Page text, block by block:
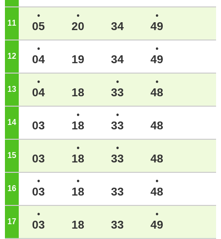
11
●
05
●
20 34
●
49
12
●
04 19 34
●
49
13
●
04 18
●
33
●
48
14 03
●
18
●
33 48
15 03
●
18
●
33 48
16
●
03
●
18 33
●
48
17
●
03 18 33
●
49